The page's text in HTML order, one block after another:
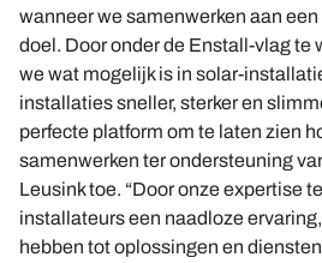
wanneer we samenwerken aan
doel. Door onder de Enstall-vlag te
we wat mogelijk is in solar-
installaties sneller, sterker en
perfecte platform om te laten zien
samenwerken ter ondersteuning
Leusink toe. “Door onze expertise
installateurs een naadloze
hebben tot oplossingen en